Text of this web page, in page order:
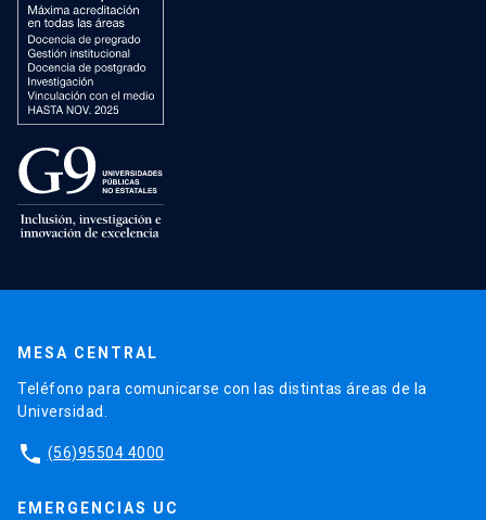
MESA CENTRAL
Teléfono para comunicarse con las distintas áreas de la
Universidad.
phone (56)95504 4000
EMERGENCIAS UC